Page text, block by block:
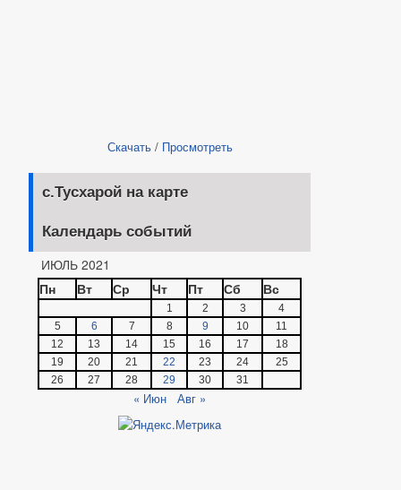
Скачать/ Просмотреть
с.Тусхарой на карте
Календарь событий
ИЮЛЬ 2021
Пн
Вт Ср Чт Пт Сб Вс
1 2 3
4
5
6 7 8 9 10
11
12
13 14 15 16 17
18
19
20 21 22 23 24
25
26
27 28 29 30 31
« Июн Авг »